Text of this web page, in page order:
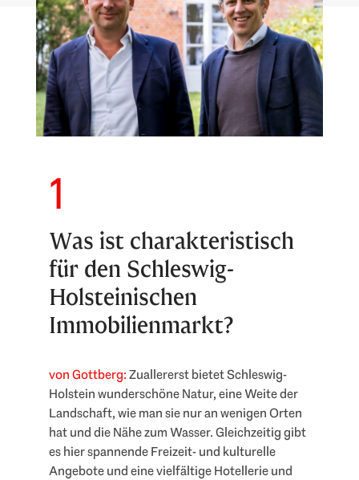
1
Was ist charakteristisch
für den Schleswig-
Holsteinischen
Immobilienmarkt?
von Gottberg:Zuallererst bietet Schleswig-
Holstein wunderschöne Natur, eine Weite der
Landschaft, wie man sie nur an wenigen Orten
hat und die Nähe zum Wasser. Gleichzeitig gibt
es hier spannende Freizeit- und kulturelle
Angebote und eine vielfältige Hotellerie und